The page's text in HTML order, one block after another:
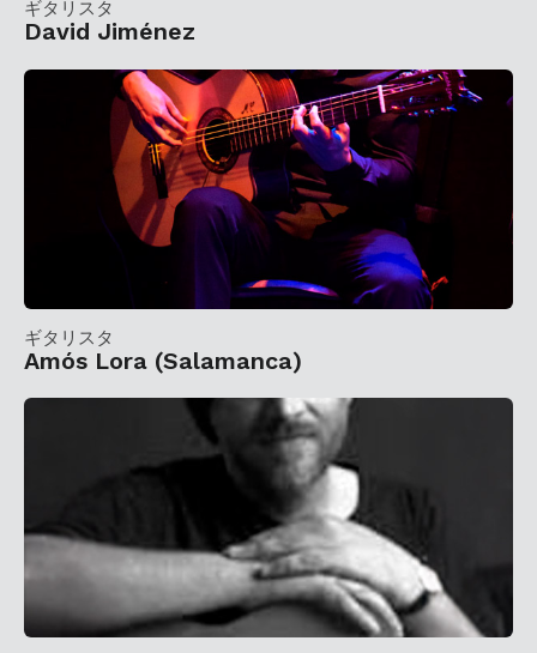
ギタリスタ
David Jiménez
ギタリスタ
Amós Lora (Salamanca)